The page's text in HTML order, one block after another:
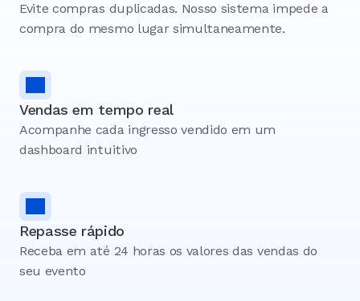
Evite compras duplicadas. Nosso sistema impede a
compra do mesmo lugar simultaneamente.
Vendas em tempo real
Acompanhe cada ingresso vendido em um
dashboard intuitivo
Repasse rápido
Receba em até 24 horas os valores das vendas do
seu evento